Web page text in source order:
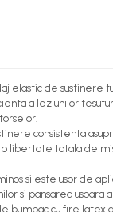
elastic de sustinere
a leziunilor
consistenta
o libertate totala de
si este usor de
si pansarea usoara
bumbac cu fire latex